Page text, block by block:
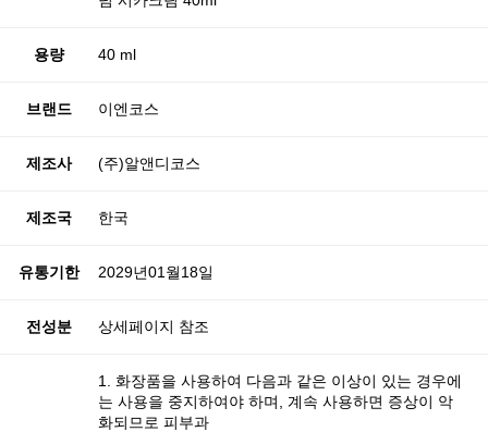
용량 40 ml
브랜드 이엔코스
제조사 (주)알앤디코스
제조국 한국
유통기한 2029년01월18일
전성분 상세페이지 참조
1. 화장품을 사용하여 다음과 같은 이상이 있는 경우에
는 사용을 중지하여야 하며, 계속 사용하면 증상이 악
화되므로 피부과